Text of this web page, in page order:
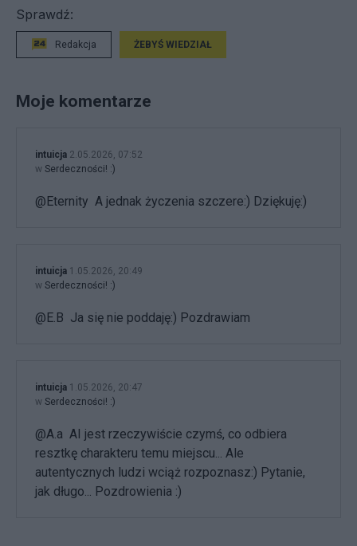
Sprawdź:
Redakcja ŻEBYŚ WIEDZIAŁ
Moje komentarze
intuicja 2.05.2026, 07:52
w Serdeczności! :)
@Eternity A jednak życzenia szczere:) Dziękuję:)
intuicja 1.05.2026, 20:49
w Serdeczności! :)
@E.B Ja się nie poddaję:) Pozdrawiam
intuicja 1.05.2026, 20:47
w Serdeczności! :)
@A.a AI jest rzeczywiście czymś, co odbiera
resztkę charakteru temu miejscu... Ale
autentycznych ludzi wciąż rozpoznasz:) Pytanie,
jak długo... Pozdrowienia :)